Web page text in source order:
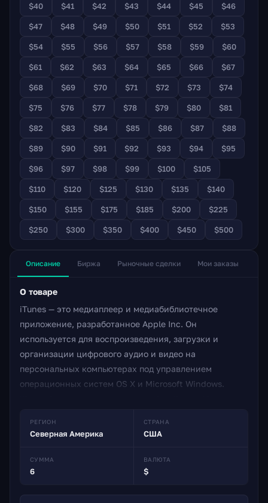
$40 $41 $42 $43 $44 $45 $46
$47 $48 $49 $50 $51 $52 $53
$54 $55 $56 $57 $58 $59 $60
$61 $62 $63 $64 $65 $66 $67
$68 $69 $70 $71 $72 $73 $74
$75 $76 $77 $78 $79 $80 $81
$82 $83 $84 $85 $86 $87 $88
$89 $90 $91 $92 $93 $94 $95
$96 $97 $98 $99 $100 $105
$110 $120 $125 $130 $135 $140
$150 $155 $175 $185 $200 $225
$250 $300 $350 $400 $450 $500
Описание Биржа Рыночные сделки Мои заказы
О товаре
iTunes — это медиаплеер и медиабиблиотечное
приложение, разработанное Apple Inc. Он
используется для воспроизведения, загрузки и
организации цифрового аудио и видео на
персональных компьютерах под управлением
операционных систем OS X и Microsoft Windows.
могут покупать и загружать музыку, музыкальные
фильмы и прокат фильмов в некоторых странах, а
также рингтоны, доступные на iPhone и iPod Touch
РЕГИОН
Северная Америка
СТРАНА
США
СУММА
6
ВАЛЮТА
$